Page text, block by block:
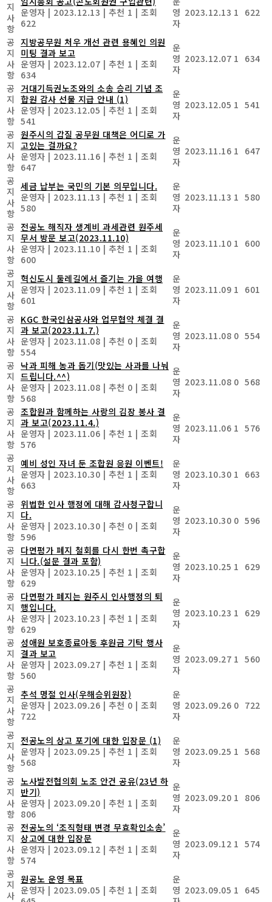
지
사
항
운영자 | 2023.12.13 | 추천 1 | 조회
622
영
자
2023.12.13 1 622
공
지
사
항
지방공무원 처우 개선 관련 용혜인 의원
미팅 결과 보고
운영자 | 2023.12.07 | 추천 1 | 조회
634
운
영
자
2023.12.07 1 634
공
지
사
항
거대기득권노조와의 소송 승리 기념 조
합원 감사 선물 지급 안내 (1)
운영자 | 2023.12.05 | 추천 1 | 조회
541
운
영
자
2023.12.05 1 541
공
지
사
항
원주시의 갑질 공무원 대책은 어디로 가
고있는 걸까요?
운영자 | 2023.11.16 | 추천 1 | 조회
647
운
영
자
2023.11.16 1 647
공
지
사
항
세금 납부는 국민의 기본 의무입니다.
운영자 | 2023.11.13 | 추천 1 | 조회
580
운
영
자
2023.11.13 1 580
공
지
사
항
전공노 해직자 생계비 과세관련 원주세
무서 방문 보고(2023.11.10)
운영자 | 2023.11.10 | 추천 1 | 조회
600
운
영
자
2023.11.10 1 600
공
지
사
항
혁신도시 둘레길에서 즐기는 가을 여행
운영자 | 2023.11.09 | 추천 1 | 조회
601
운
영
자
2023.11.09 1 601
공
지
사
항
KGC 한국인삼공사와 업무협약 체결 결
과 보고(2023.11.7.)
운영자 | 2023.11.08 | 추천 0 | 조회
554
운
영
자
2023.11.08 0 554
공
지
사
항
낙과 피해 농과 돕기(맛있는 사과를 나눠
드립니다.^^)
운영자 | 2023.11.08 | 추천 0 | 조회
568
운
영
자
2023.11.08 0 568
공
지
사
항
조합원과 함께하는 사랑의 김장 봉사 결
과 보고(2023.11.4.)
운영자 | 2023.11.06 | 추천 1 | 조회
576
운
영
자
2023.11.06 1 576
공
지
사
항
예비 성인 자녀 둔 조합원 응원 이벤트!
운영자 | 2023.10.30 | 추천 1 | 조회
663
운
영
자
2023.10.30 1 663
공
지
사
항
위법한 인사 행정에 대해 감사청구합니
다.
운영자 | 2023.10.30 | 추천 0 | 조회
596
운
영
자
2023.10.30 0 596
공
지
사
항
다면평가 폐지 철회를 다시 한번 촉구합
니다.(설문 결과 포함)
운영자 | 2023.10.25 | 추천 1 | 조회
629
운
영
자
2023.10.25 1 629
공
지
사
항
다면평가 폐지는 원주시 인사행정의 퇴
행입니다.
운영자 | 2023.10.23 | 추천 1 | 조회
629
운
영
자
2023.10.23 1 629
공
지
사
항
성애원 보호종료아동 후원금 기탁 행사
결과 보고
운영자 | 2023.09.27 | 추천 1 | 조회
560
운
영
자
2023.09.27 1 560
공
지
사
항
추석 명절 인사(우해승위원장)
운영자 | 2023.09.26 | 추천 0 | 조회
722
운
영
자
2023.09.26 0 722
공
지
사
항
전공노의 상고 포기에 대한 입장문 (1)
운영자 | 2023.09.25 | 추천 1 | 조회
568
운
영
자
2023.09.25 1 568
공
지
사
항
노사발전협의회 노조 안건 공유(23년 하
반기)
운영자 | 2023.09.20 | 추천 1 | 조회
806
운
영
자
2023.09.20 1 806
공
지
사
항
전공노의 ‘조직형태 변경 무효확인소송’
상고에 대한 입장문
운영자 | 2023.09.12 | 추천 1 | 조회
574
운
영
자
2023.09.12 1 574
공
지
사
원공노 운영 목표
운영자 | 2023.09.05 | 추천 1 | 조회
운
영 2023.09.05 1 645